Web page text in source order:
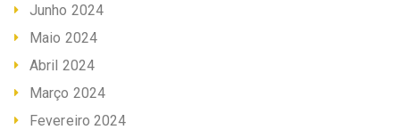
Junho 2024
Maio 2024
Abril 2024
Março 2024
Fevereiro 2024